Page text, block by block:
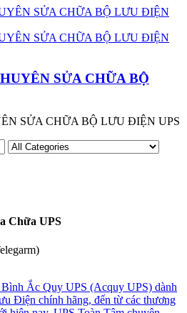
SỬA CHỮA BỘ
SỬA CHỮA BỘ LƯU ĐIỆN UPS
Chữa UPS
Bình Ắc Quy UPS (Acquy UPS) dành
Điện chính hãng, đến từ các thương